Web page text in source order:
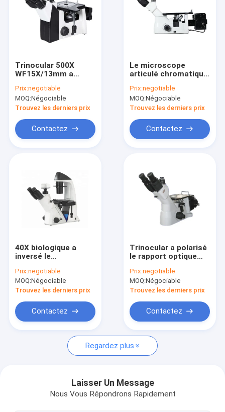
Au sujet de nous
Visite d'usine
Nouvelles
Cas
Étudiant Biological Microscope
Microscope biologique de laboratoire
Microscope de polarisation optique
Microscope fluorescent de LED
Microscope de comparaison légal
Microscope de champ foncé
Microscope optique de Digital
Trinocular 500X
WF15X/13mm a
microscope optique
pour la culture
cellulaire
Prix:negotiable
MOQ:Négociable
Trouvez les derniers prix
Contactez
Le microscope
articulé chromatique
biologie de
Trinocular a polarisé
la photomicroscopie
Prix:negotiable
MOQ:Négociable
Trouvez les derniers prix
Contactez
40X biologique a
inversé le
WF10X/22mm
Trinocular
Prix:negotiable
MOQ:Négociable
Trouvez les derniers prix
Contactez
Trinocular a polarisé
le rapport optique
léger de microscopie
optique
Prix:negotiable
MOQ:Négociable
Trouvez les derniers prix
Contactez
Regardez plus
Laisser Un Message
Nous Vous Répondrons Rapidement